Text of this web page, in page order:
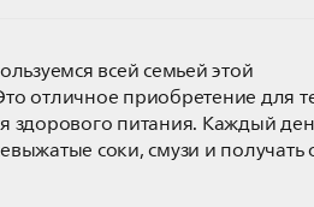
всей семьей этой
отличное приобретение для
здорового питания. Каждый
соки, смузи и получать
Соки можно выжимать из